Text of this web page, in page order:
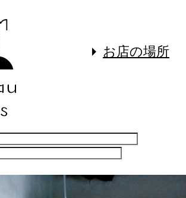
お店の場所
スが公開されることはありま